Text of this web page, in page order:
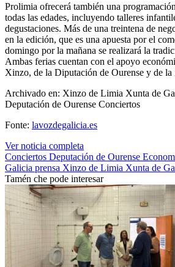
Prolimia ofrecerá también una
todas las edades, incluyendo talleres
degustaciones. Más de una treintena de
en la edición, que es una apuesta por el
domingo por la mañana se realizará la
Ambas ferias cuentan con el apoyo
Xinzo, de la Diputación de Ourense y de la
Archivado en: Xinzo de Limia Xunta de
Deputación de Ourense Conciertos
Fonte: lavozdegalicia.es
Ver noticia completa
Conciertos Deputación de Ourense
Galicia prensa Xinzo de Limia Xunta de
Tamén che pode interesar